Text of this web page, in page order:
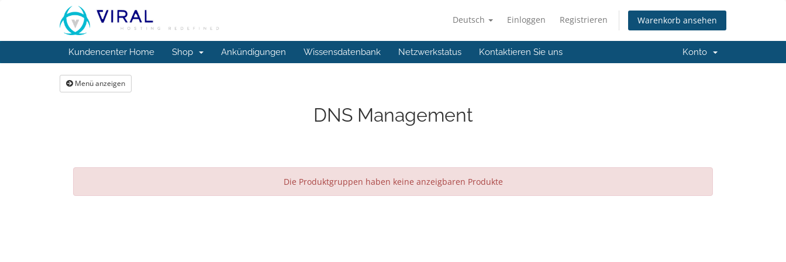
Deutsch Einloggen Registrieren Warenkorb ansehen
Kundencenter Home Shop Ankündigungen Wissensdatenbank Netzwerkstatus Kontaktieren Sie uns Konto
Menü anzeigen
DNS Management
Die Produktgruppen haben keine anzeigbaren Produkte